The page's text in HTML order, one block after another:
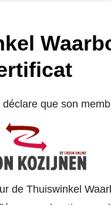
que son
de Thuiswinkel